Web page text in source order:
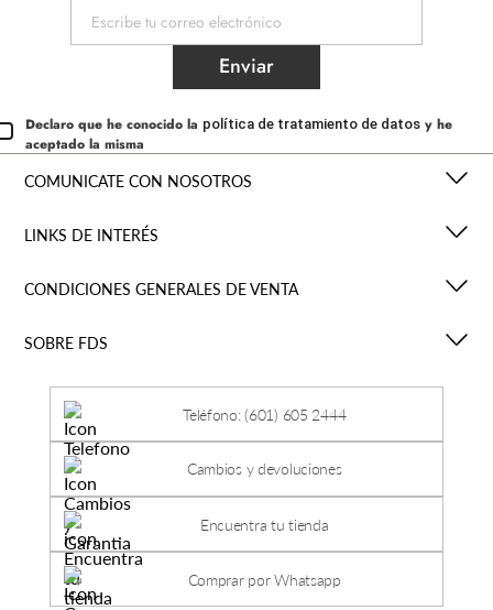
Enviar
Declaro que he conocido la política de tratamiento de datos y he
aceptado la misma
COMUNICATE CON NOSOTROS
LINKS DE INTERÉS
CONDICIONES GENERALES DE VENTA
SOBRE FDS
Teléfono: (601) 605 2444
Cambios y devoluciones
Encuentra tu tienda
Comprar por Whatsapp